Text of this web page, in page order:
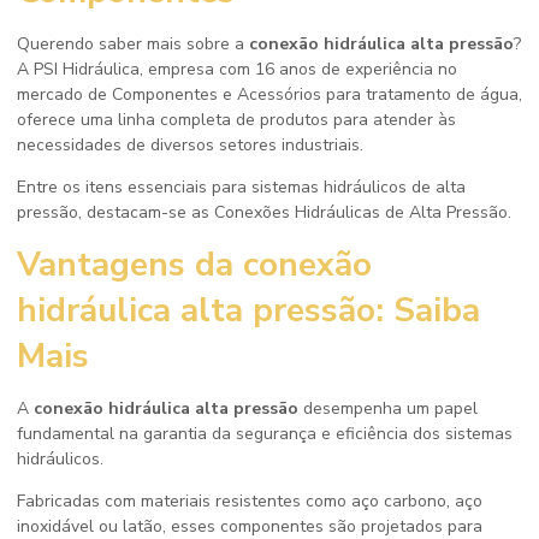
Querendo saber mais sobre a conexão hidráulica alta pressão?
A PSI Hidráulica, empresa com 16 anos de experiência no
mercado de Componentes e Acessórios para tratamento de água,
oferece uma linha completa de produtos para atender às
necessidades de diversos setores industriais.
Entre os itens essenciais para sistemas hidráulicos de alta
pressão, destacam-se as Conexões Hidráulicas de Alta Pressão.
Vantagens da conexão
hidráulica alta pressão: Saiba
Mais
A conexão hidráulica alta pressão desempenha um papel
fundamental na garantia da segurança e eficiência dos sistemas
hidráulicos.
Fabricadas com materiais resistentes como aço carbono, aço
inoxidável ou latão, esses componentes são projetados para